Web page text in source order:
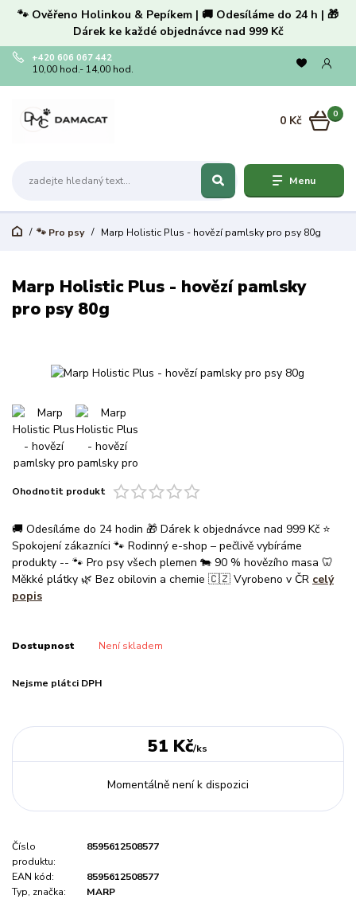
🐾 Ověřeno Holinkou & Pepíkem | 🚚 Odesíláme do 24 h | 🎁
Dárek ke každé objednávce nad 999 Kč
Menu
+420 606 067 442
10,00 hod.- 14,00 hod.
0
0 Kč
🐾 Pro psy Marp Holistic Plus - hovězí pamlsky pro psy 80g
Marp Holistic Plus - hovězí pamlsky
pro psy 80g
Ohodnotit produkt
🚚 Odesíláme do 24 hodin 🎁 Dárek k objednávce nad 999 Kč ⭐
Spokojení zákazníci 🐾 Rodinný e-shop – pečlivě vybíráme
produkty -- 🐾 Pro psy všech plemen 🐄 90 % hovězího masa 🦷
Měkké plátky 🌿 Bez obilovin a chemie 🇨🇿 Vyrobeno v ČR celý
popis
Dostupnost Není skladem
Nejsme plátci DPH
51 Kč/ks
Momentálně není k dispozici
Číslo
produktu:
8595612508577
EAN kód:
8595612508577
Typ, značka:
MARP